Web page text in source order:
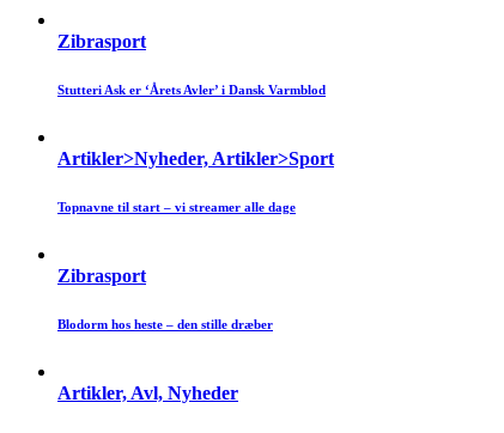
Zibrasport
Stutteri Ask er ‘Årets Avler’ i Dansk Varmblod
Artikler>Nyheder, Artikler>Sport
Topnavne til start – vi streamer alle dage
Zibrasport
Blodorm hos heste – den stille dræber
Artikler, Avl, Nyheder